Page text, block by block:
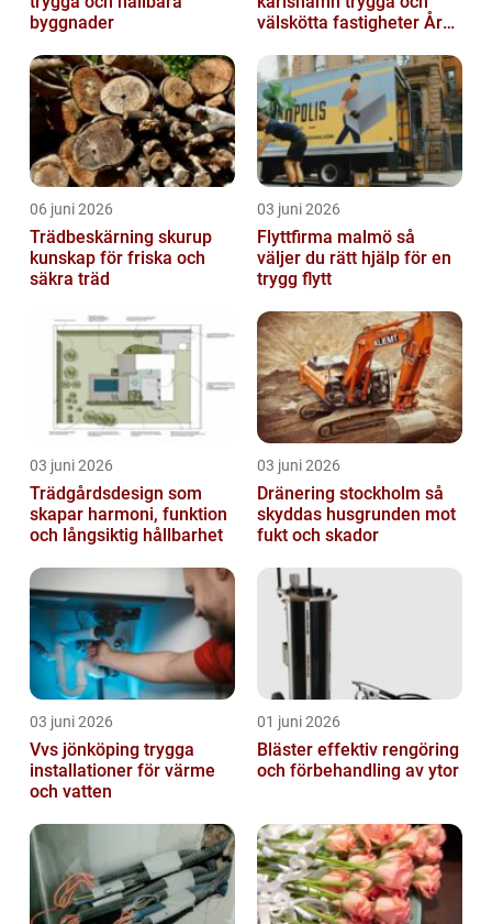
byggnader
välskötta fastigheter Året
06 juni 2026
Trädbeskärning skurup
kunskap för friska och
säkra träd
03 juni 2026
Flyttfirma malmö så
väljer du rätt hjälp för en
trygg flytt
03 juni 2026
Trädgårdsdesign som
skapar harmoni, funktion
och långsiktig hållbarhet
03 juni 2026
Dränering stockholm så
skyddas husgrunden mot
fukt och skador
03 juni 2026
Vvs jönköping trygga
installationer för värme
och vatten
01 juni 2026
Bläster effektiv rengöring
och förbehandling av ytor